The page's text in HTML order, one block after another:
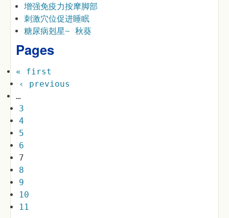
增强免疫力按摩脚部
刺激穴位促进睡眠
糖尿病剋星~ 秋葵
Pages
« first
‹ previous
…
3
4
5
6
7
8
9
10
11